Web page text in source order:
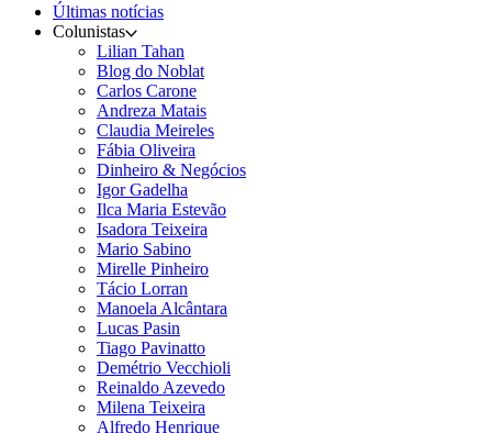
Últimas notícias
Colunistas
Lilian Tahan
Blog do Noblat
Carlos Carone
Andreza Matais
Claudia Meireles
Fábia Oliveira
Dinheiro & Negócios
Igor Gadelha
Ilca Maria Estevão
Isadora Teixeira
Mario Sabino
Mirelle Pinheiro
Tácio Lorran
Manoela Alcântara
Lucas Pasin
Tiago Pavinatto
Demétrio Vecchioli
Reinaldo Azevedo
Milena Teixeira
Alfredo Henrique